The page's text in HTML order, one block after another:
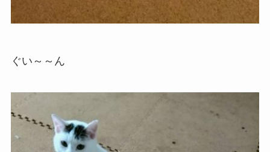
ぐい～～ん